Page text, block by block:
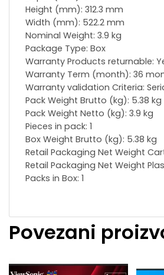
Height (mm): 312.3 mm
Width (mm): 522.2 mm
Nominal Weight: 3.9 kg
Package Type: Box
Warranty Products returnable:
Warranty Term (month): 36
Warranty validation Criteria:
Pack Weight Brutto (kg): 5.38 kg
Pack Weight Netto (kg): 3.9 kg
Pieces in pack: 1
Box Weight Brutto (kg): 5.38 kg
Retail Packaging Net Weight
Retail Packaging Net Weight
Packs in Box: 1
Povezani